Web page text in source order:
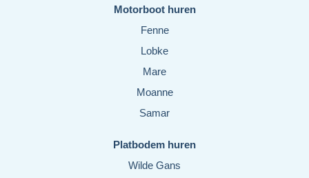
Motorboot huren
Fenne
Lobke
Mare
Moanne
Samar
Platbodem huren
Wilde Gans